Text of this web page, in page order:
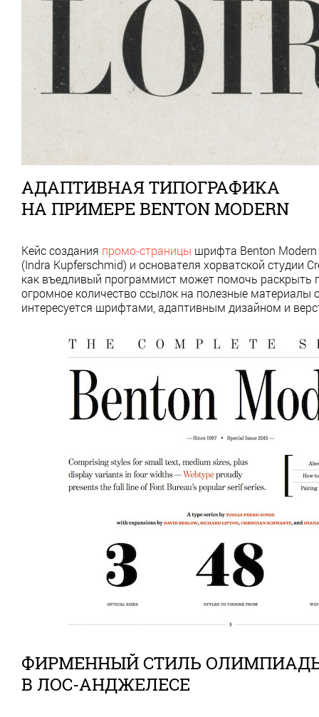
АДАПТИВНАЯ ТИПОГРАФИКА
НА ПРИМЕРЕ BENTON MODERN
Кейс создания промо-страницы шрифта Вenton
(Indra Kupferschmid) и основателя хорватской студии
как въедливый программист может помочь раскрыть
огромное количество ссылок на полезные материалы
интересуется шрифтами, адаптивным дизайном и
ФИРМЕННЫЙ СТИЛЬ ОЛИМПИАДЫ
В ЛОС-АНДЖЕЛЕСЕ